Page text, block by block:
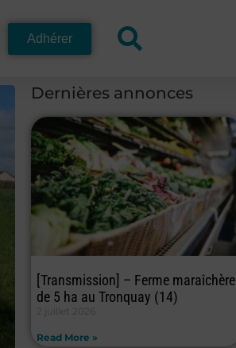
Adhérer
Dernières annonces
[Transmission] – Ferme maraîchère
de 5 ha au Tronquay (14)
2 juillet 2026
Read More »